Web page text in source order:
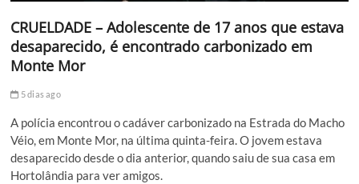
CRUELDADE – Adolescente de 17 anos que estava
desaparecido, é encontrado carbonizado em
Monte Mor
5 dias ago
A polícia encontrou o cadáver carbonizado na Estrada do Macho
Véio, em Monte Mor, na última quinta-feira. O jovem estava
desaparecido desde o dia anterior, quando saiu de sua casa em
Hortolândia para ver amigos.